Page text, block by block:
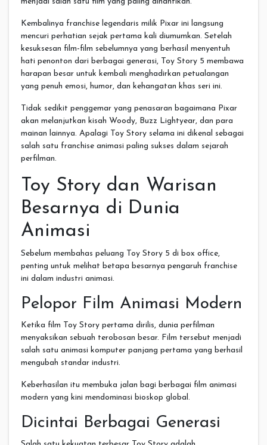
Kembalinya franchise legendaris milik Pixar ini langsung
mencuri perhatian sejak pertama kali diumumkan. Setelah
kesuksesan film-film sebelumnya yang berhasil menyentuh
hati penonton dari berbagai generasi, Toy Story 5 membawa
harapan besar untuk kembali menghadirkan petualangan
yang penuh emosi, humor, dan kehangatan khas seri ini.
Tidak sedikit penggemar yang penasaran bagaimana Pixar
akan melanjutkan kisah Woody, Buzz Lightyear, dan para
mainan lainnya. Apalagi Toy Story selama ini dikenal sebagai
salah satu franchise animasi paling sukses dalam sejarah
perfilman.
Toy Story dan Warisan
Besarnya di Dunia
Animasi
Sebelum membahas peluang Toy Story 5 di box office,
penting untuk melihat betapa besarnya pengaruh franchise
ini dalam industri animasi.
Pelopor Film Animasi Modern
Ketika film Toy Story pertama dirilis, dunia perfilman
menyaksikan sebuah terobosan besar. Film tersebut menjadi
salah satu animasi komputer panjang pertama yang berhasil
mengubah standar industri.
Keberhasilan itu membuka jalan bagi berbagai film animasi
modern yang kini mendominasi bioskop global.
Dicintai Berbagai Generasi